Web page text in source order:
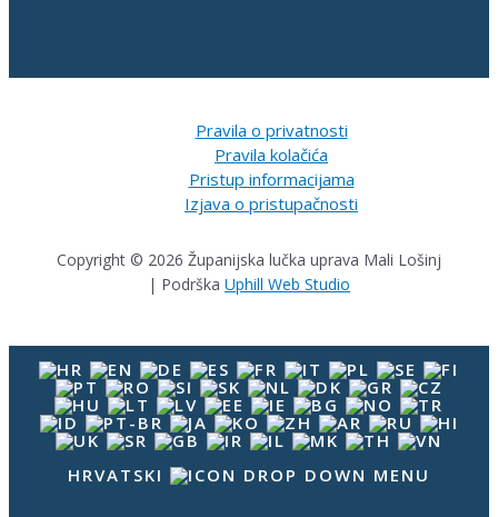
Pravila o privatnosti
Pravila kolačića
Pristup informacijama
Izjava o pristupačnosti
Copyright © 2026 Županijska lučka uprava Mali Lošinj
| Podrška Uphill Web Studio
HRVATSKI